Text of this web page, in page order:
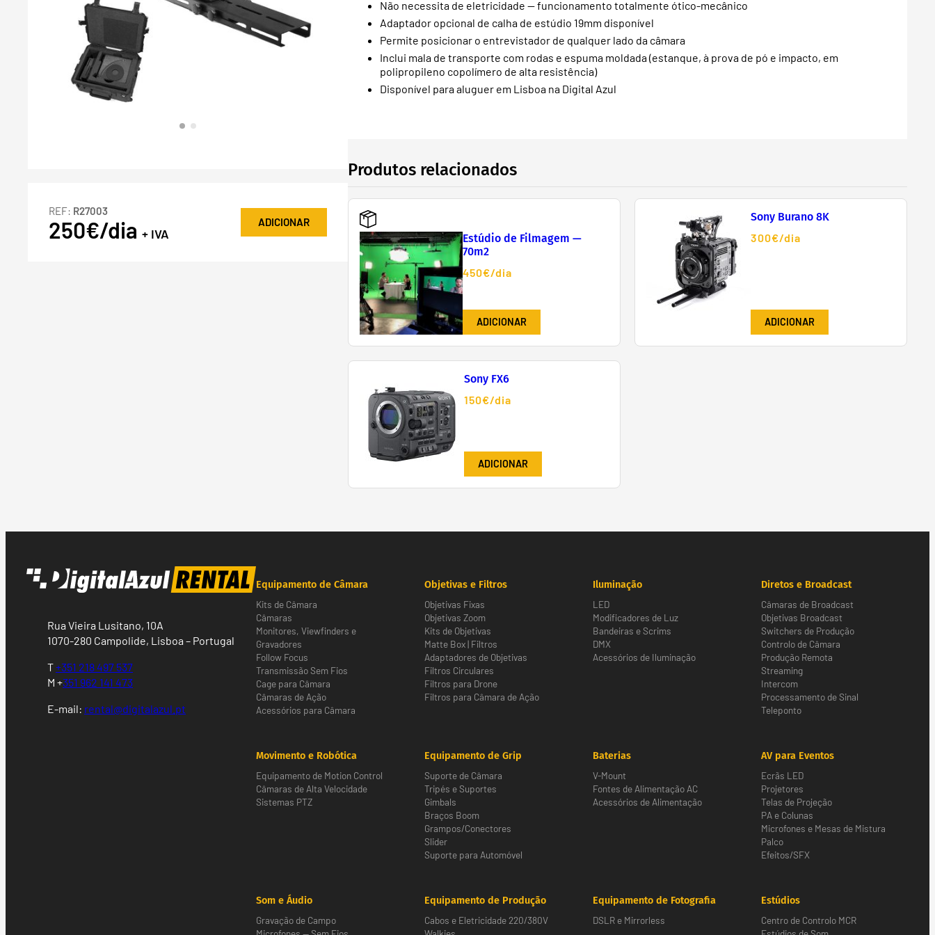
REF: R27003
250€/dia + IVA
ADICIONAR
Não necessita de eletricidade — funcionamento totalmente ótico-mecânico
Adaptador opcional de calha de estúdio 19mm disponível
Permite posicionar o entrevistador de qualquer lado da câmara
Inclui mala de transporte com rodas e espuma moldada (estanque, à prova de pó e impacto, em
polipropileno copolímero de alta resistência)
Disponível para aluguer em Lisboa na Digital Azul
Produtos relacionados
Estúdio de Filmagem —
70m2
450€/dia
ADICIONAR
Sony Burano 8K
300€/dia
ADICIONAR
Sony FX6
150€/dia
ADICIONAR
Rua Vieira Lusitano, 10A
1070-280 Campolide, Lisboa – Portugal
T+351 218 497 537
M +351 962 141 473
E-mail: rental@digitalazul.pt
Equipamento de Câmara
Kits de Câmara
Câmaras
Monitores, Viewfinders e
Gravadores
Follow Focus
Transmissão Sem Fios
Cage para Câmara
Câmaras de Ação
Acessórios para Câmara
Objetivas e Filtros
Objetivas Fixas
Objetivas Zoom
Kits de Objetivas
Matte Box | Filtros
Adaptadores de Objetivas
Filtros Circulares
Filtros para Drone
Filtros para Câmara de Ação
Iluminação
LED
Modificadores de Luz
Bandeiras e Scrims
DMX
Acessórios de Iluminação
Diretos e Broadcast
Câmaras de Broadcast
Objetivas Broadcast
Switchers de Produção
Controlo de Câmara
Produção Remota
Streaming
Intercom
Processamento de Sinal
Teleponto
Movimento e Robótica
Equipamento de Motion Control
Câmaras de Alta Velocidade
Sistemas PTZ
Equipamento de Grip
Suporte de Câmara
Tripés e Suportes
Gimbals
Braços Boom
Grampos/Conectores
Slider
Suporte para Automóvel
Baterias
V-Mount
Fontes de Alimentação AC
Acessórios de Alimentação
AV para Eventos
Ecrãs LED
Projetores
Telas de Projeção
PA e Colunas
Microfones e Mesas de Mistura
Palco
Efeitos/SFX
Som e Áudio
Gravação de Campo
Equipamento de Produção
Cabos e Eletricidade 220/380V
Equipamento de Fotografia
DSLR e Mirrorless
Estúdios
Centro de Controlo MCR